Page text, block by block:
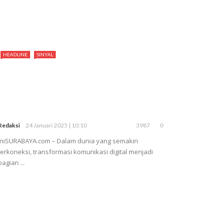
HEADLINE SINYAL
24 Januari 2025 | 10:10 3987 0
– Dalam dunia yang semakin
transformasi komunikasi digital menjadi
...